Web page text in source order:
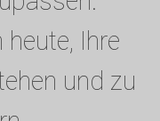
heute, Ihre
und zu